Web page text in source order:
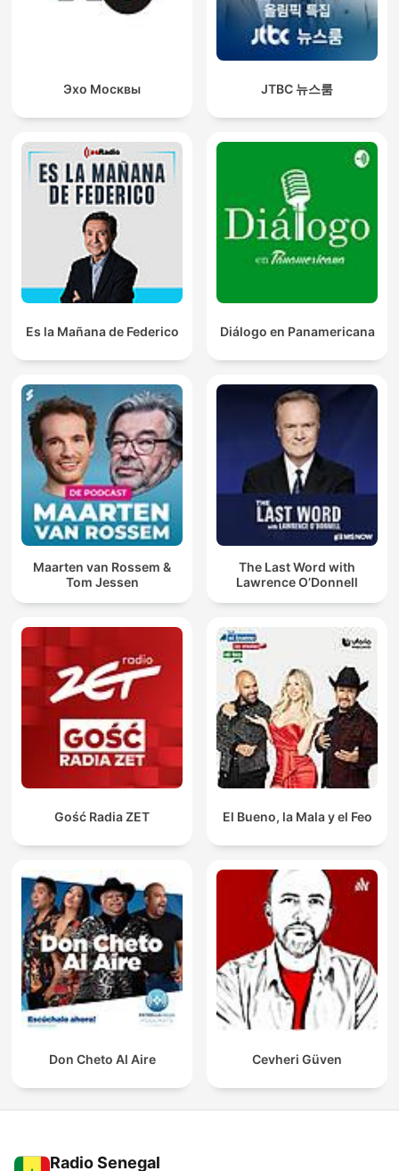
Эхо Москвы JTBC 뉴스룸
Es la Mañana de Federico Diálogo en Panamericana
Maarten van Rossem &
Tom Jessen
The Last Word with
Lawrence O’Donnell
Gość Radia ZET El Bueno, la Mala y el Feo
Don Cheto Al Aire Cevheri Güven
Radio Senegal